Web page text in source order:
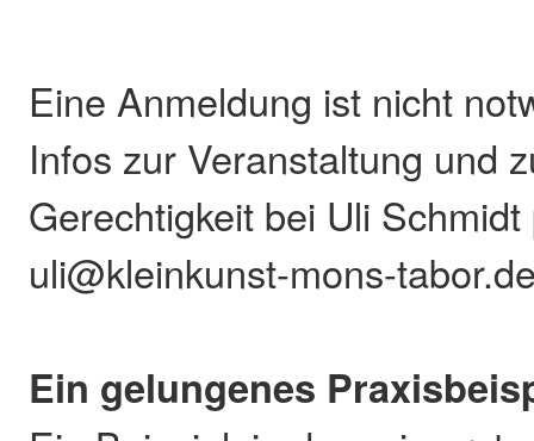
Eine Anmeldung ist nicht
Infos zur Veranstaltung und
Gerechtigkeit bei Uli
uli@kleinkunst-mons-
Ein gelungenes